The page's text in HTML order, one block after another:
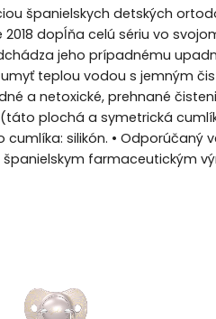
španielskych detských
dopĺňa celú sériu vo
jeho prípadnému
teplou vodou s jemným
a netoxické, prehnané
plochá a symetrická
silikón. • Odporúčaný
španielskym farmaceutickým